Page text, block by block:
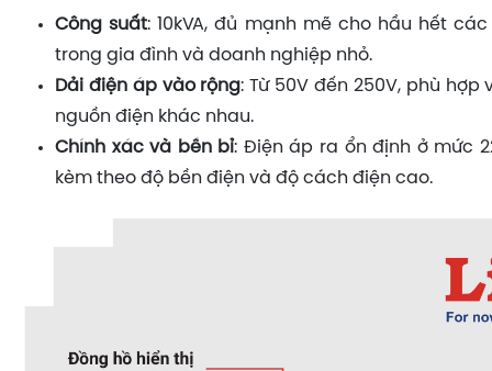
Công suất: 10kVA, đủ mạnh mẽ cho hầu hết
trong gia đình và doanh nghiệp nhỏ.
Dải điện áp vào rộng: Từ 50V đến 250V, phù hợp
nguồn điện khác nhau.
Chính xác và bền bỉ: Điện áp ra ổn định ở mức
kèm theo độ bền điện và độ cách điện cao.